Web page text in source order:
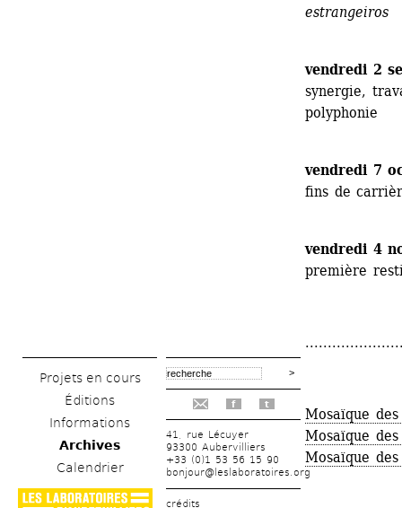
Projets en cours
Éditions
Informations
Archives
Calendrier
f t
41, rue Lécuyer
93300 Aubervilliers
+33 (0)1 53 56 15 90
bonjour@leslaboratoires.org
crédits
estrangeiros
vendredi 2
synergie,
polyphonie
vendredi 7
fins de
vendredi 4
première
Mosaïque
Mosaïque
Mosaïque